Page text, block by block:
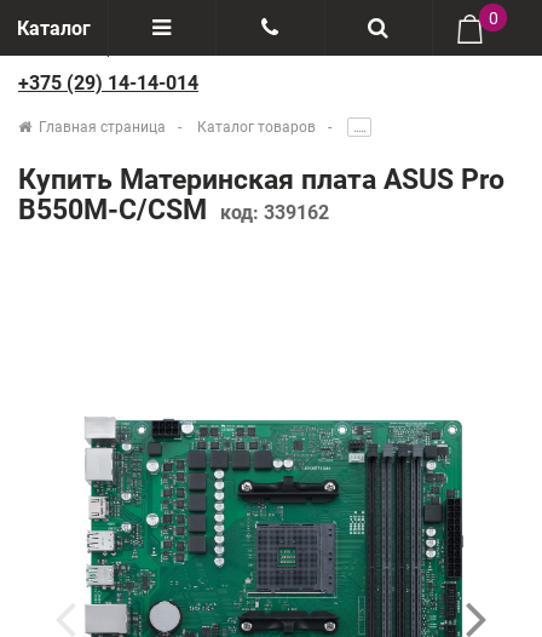
Каталог
Отзывы
Производители
+375(29) 888-44-44
0
+375 (29) 14-14-014
Главная страница Каталог товаров .....
Купить Материнская плата ASUS Pro
B550M-C/CSM
код: 339162